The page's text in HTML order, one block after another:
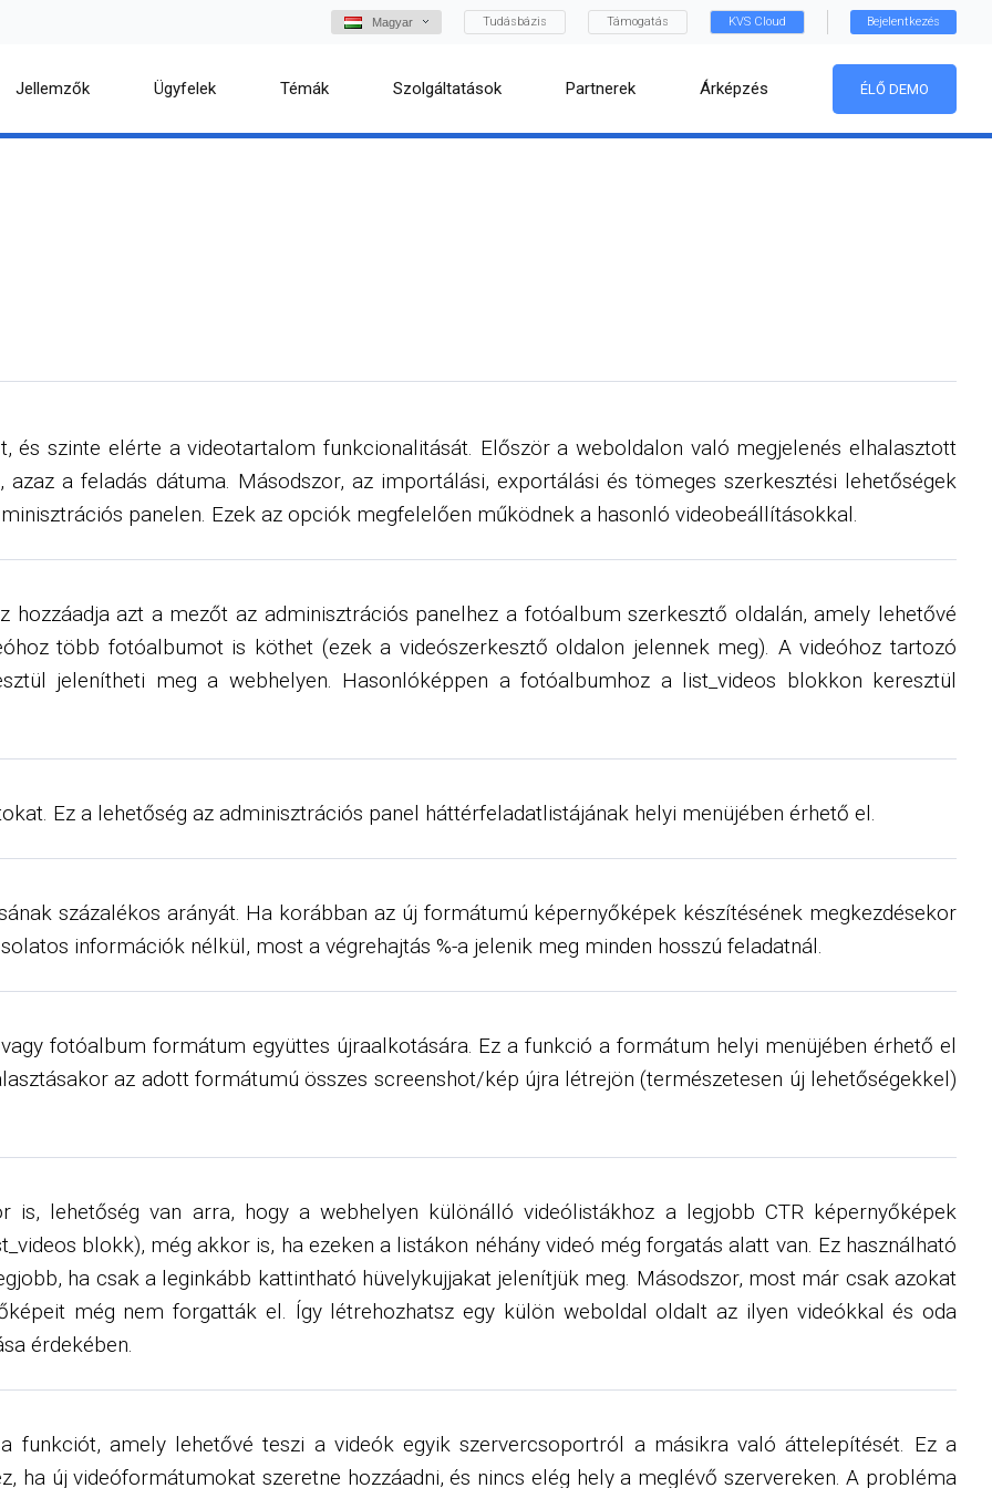
Magyar Tudásbázis Támogatás KVS Cloud Bejelentkezés
Jellemzők Ügyfelek Témák Szolgáltatások Partnerek Árképzés ÉLŐ DEMO
és szinte elérte a videotartalom funkcionalitását. Először a weboldalon való megjelenés elhalasztott
a feladás dátuma. Másodszor, az importálási, exportálási és tömeges szerkesztési lehetőségek
panelen. Ezek az opciók megfelelően működnek a hasonló videobeállításokkal.
azt a mezőt az adminisztrációs panelhez a fotóalbum szerkesztő oldalán, amely lehetővé
több fotóalbumot is köthet (ezek a videószerkesztő oldalon jelennek meg). A videóhoz tartozó
jelenítheti meg a webhelyen. Hasonlóképpen a fotóalbumhoz a list_videos blokkon keresztül
Ez a lehetőség az adminisztrációs panel háttérfeladatlistájának helyi menüjében érhető el.
százalékos arányát. Ha korábban az új formátumú képernyőképek készítésének megkezdésekor
információk nélkül, most a végrehajtás %-a jelenik meg minden hosszú feladatnál.
fotóalbum formátum együttes újraalkotására. Ez a funkció a formátum helyi menüjében érhető el
az adott formátumú összes screenshot/kép újra létrejön (természetesen új lehetőségekkel)
is, lehetőség van arra, hogy a webhelyen különálló videólistákhoz a legjobb CTR képernyőképek
blokk), még akkor is, ha ezeken a listákon néhány videó még forgatás alatt van. Ez használható
ha csak a leginkább kattintható hüvelykujjakat jelenítjük meg. Másodszor, most már csak azokat
még nem forgatták el. Így létrehozhatsz egy külön weboldal oldalt az ilyen videókkal és oda
érdekében.
funkciót, amely lehetővé teszi a videók egyik szervercsoportról a másikra való áttelepítését. Ez a
ha új videóformátumokat szeretne hozzáadni, és nincs elég hely a meglévő szervereken. A probléma